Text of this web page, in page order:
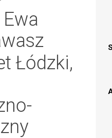
Łódzki,